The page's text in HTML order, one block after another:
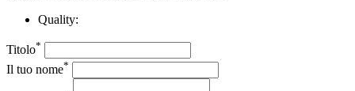
Quality:
Titolo*
Il tuo nome*